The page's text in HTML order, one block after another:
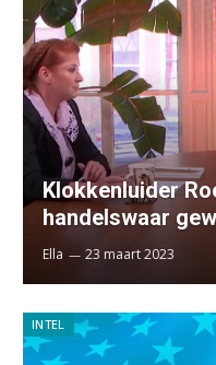
Klokkenluider
handelswaar
Ella 23 maart 2023
INTEL